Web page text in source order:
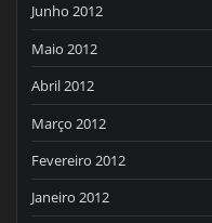
Junho 2012
Maio 2012
Abril 2012
Março 2012
Fevereiro 2012
Janeiro 2012